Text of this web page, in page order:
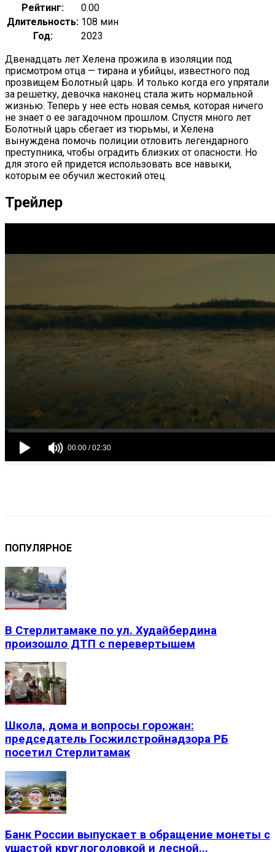
Рейтинг:
0.00
Длительность: 108 мин
Год:
2023
Двенадцать лет Хелена прожила в изоляции под
присмотром отца — тирана и убийцы, известного под
прозвищем Болотный царь. И только когда его упрятали
за решетку, девочка наконец стала жить нормальной
жизнью. Теперь у нее есть новая семья, которая ничего
не знает о ее загадочном прошлом. Спустя много лет
Болотный царь сбегает из тюрьмы, и Хелена
вынуждена помочь полиции отловить легендарного
преступника, чтобы оградить близких от опасности. Но
для этого ей придется использовать все навыки,
которым ее обучил жестокий отец.
Трейлер
ПОПУЛЯРНОЕ
В Стерлитамаке по ул. Худайбердина
произошло ДТП с перевертышем
Школа, дома и вопросы горожан:
председатель Госжилстройнадзора РБ
посетил Стерлитамак
Банк России выпускает в обращение монеты с
ушастой круглоголовкой и лесной...